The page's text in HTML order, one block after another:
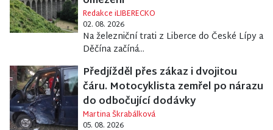
Redakce iLIBERECKO
02. 08. 2026
Na železniční trati z Liberce do České Lípy a
Děčína začíná...
Předjížděl přes zákaz i dvojitou
čáru. Motocyklista zemřel po nárazu
do odbočující dodávky
Martina Škrabálková
05. 08. 2026